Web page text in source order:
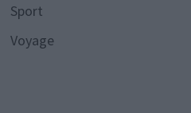
Sport
Voyage